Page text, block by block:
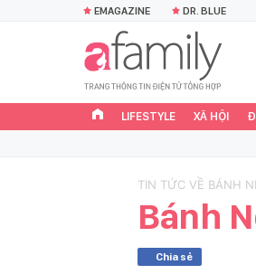
EMAGAZINE DR. BLUE
LIFESTYLE XÃ HỘI
TIN TỨC VỀ BÁNH
Bánh
Chia sẻ